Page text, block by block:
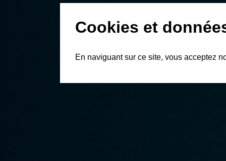
Cookies et
En naviguant sur ce site, vous acceptez